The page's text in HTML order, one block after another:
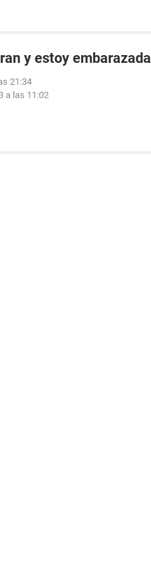
y estoy embarazada
21:34
a las 11:02